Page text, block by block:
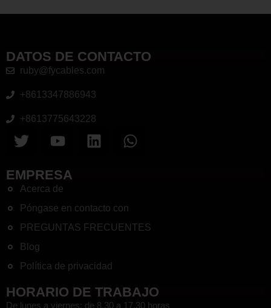
DATOS DE CONTACTO
ruby@fycables.com
+8613347886943
+8613775643228
EMPRESA
Acerca de
Póngase en contacto con
PREGUNTAS FRECUENTES
Blog
Política de privacidad
HORARIO DE TRABAJO
De lunes a viernes: de 8.30 a 17.30 horas